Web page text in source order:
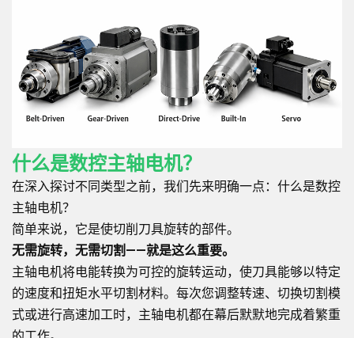
什么是数控主轴电机？
在深入探讨不同类型之前，我们先来明确一点：什么是数控
主轴电机？
简单来说，它是使切削刀具旋转的部件。
无需旋转，无需切割——就是这么重要。
主轴电机将电能转换为可控的旋转运动，使刀具能够以特定
的速度和扭矩水平切割材料。每次您调整转速、切换切割模
式或进行高速加工时，主轴电机都在幕后默默地完成着繁重